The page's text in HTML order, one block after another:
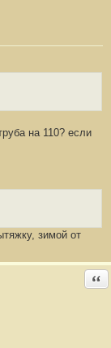
на 110? если
зимой от